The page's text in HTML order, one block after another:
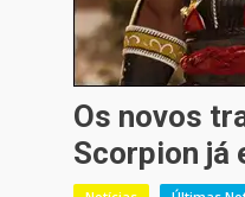
Os novos
Scorpion já